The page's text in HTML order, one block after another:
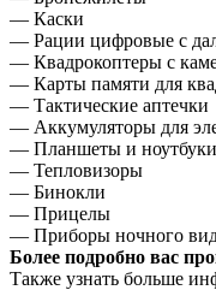
— Каски
— Рации цифровые с
— Квадрокоптеры с
— Карты памяти для
— Тактические аптечки
— Аккумуляторы для
— Планшеты и ноутбуки
— Тепловизоры
— Бинокли
— Прицелы
— Приборы ночного
Более подробно вас
Также узнать больше